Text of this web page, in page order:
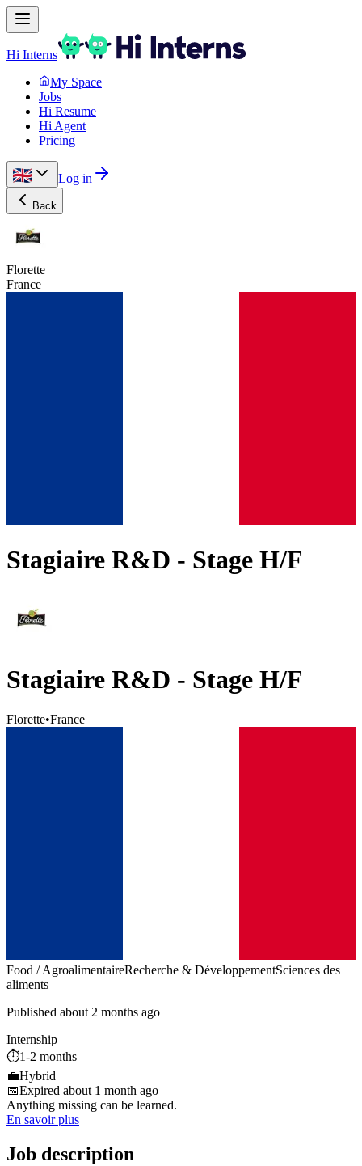
Hi Interns
My Space
Jobs
Hi Resume
Hi Agent
Pricing
Log in
Back
Florette
France
Stagiaire R&D - Stage H/F
Stagiaire R&D - Stage H/F
Florette•France
Food / AgroalimentaireRecherche & DéveloppementSciences des
aliments
Published about 2 months ago
Internship
⏱️1-2 months
💼Hybrid
📅Expired about 1 month ago
Anything missing can be learned.
En savoir plus
Job description